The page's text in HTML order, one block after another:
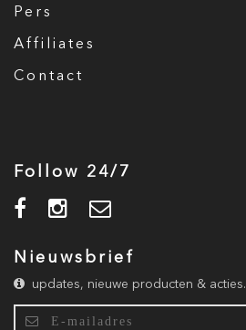
Pers
Affiliates
Contact
Follow 24/7
Nieuwsbrief
updates, nieuwe producten & acties.